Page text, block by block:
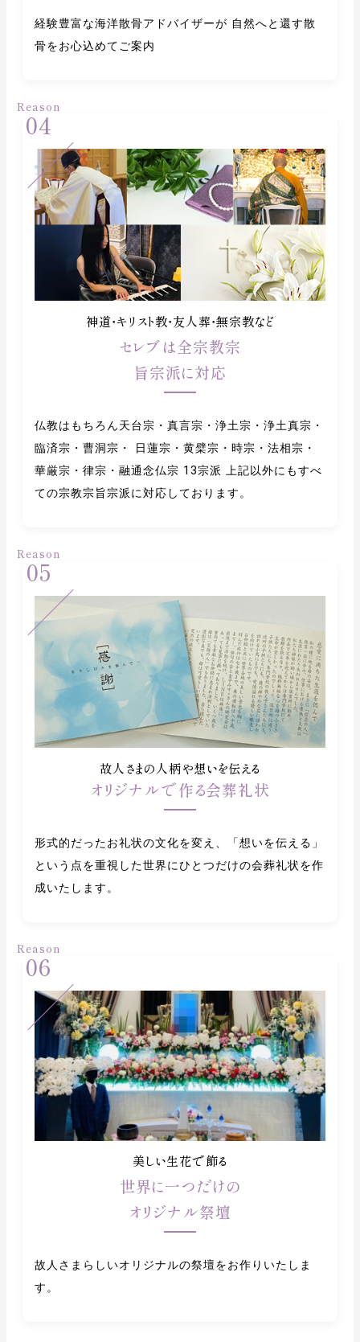
経験豊富な海洋散骨アドバイザーが 自然へと還す散
骨をお心込めてご案内
神道・キリスト教・友人葬・無宗教など
セレブは全宗教宗
旨宗派に対応
仏教はもちろん天台宗・真言宗・浄土宗・浄土真宗・
臨済宗・曹洞宗・ 日蓮宗・黄檗宗・時宗・法相宗・
華厳宗・律宗・融通念仏宗 13宗派 上記以外にもすべ
ての宗教宗旨宗派に対応しております。
故人さまの人柄や想いを伝える
オリジナルで作る会葬礼状
形式的だったお礼状の文化を変え、「想いを伝える」
という点を重視した世界にひとつだけの会葬礼状を作
成いたします。
美しい生花で飾る
世界に一つだけの
オリジナル祭壇
故人さまらしいオリジナルの祭壇をお作りいたしま
す。